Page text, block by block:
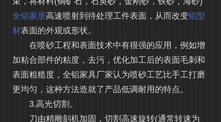
全铝家居高速喷射到待处理工件表面，从而改变铝型
材表面的外观或形状。
在喷砂工程和表面技术中有很强的应用，例如增
加粘合部件的粘度，去污，优化加工后的表面毛刺和
表面粗糙度，全铝家具厂家认为喷砂工艺比手工打磨
更均匀，这种方法造就了产品低调耐用的特点。
3.高光切割。
刀由精雕刻机加固，切割高速旋转(通常转速为